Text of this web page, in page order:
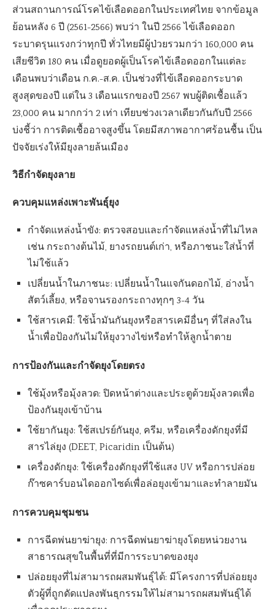
ส่วนสถานการณ์โรคไข้เลือดออกในประเทศไทย จากข้อมูล
ย้อนหลัง 6 ปี (2561-2566) พบว่า ในปี 2566 ไข้เลือดออก
ระบาดรุนแรงกว่าทุกปี ทั่วไทยมีผู้ป่วยรวมกว่า 160,000 คน
เสียชีวิต 180 คน เมื่อดูยอดผู้เป็นโรคไข้เลือดออกในแต่ละ
เดือนพบว่าเดือน ก.ค.-ส.ค. เป็นช่วงที่ไข้เลือดออกระบาด
สูงสุดของปี แต่ใน 3 เดือนแรกของปี 2567 พบผู้ติดเชื้อแล้ว
23,000 คน มากกว่า 2 เท่า เทียบช่วงเวลาเดียวกันกับปี 2566
บ่งชี้ว่า การติดเชื้ออาจสูงขึ้น โดยมีสภาพอากาศร้อนชื้น เป็น
ปัจจัยเร่งให้มียุงลายล้นเมือง
วิธีกำจัดยุงลาย
ควบคุมแหล่งเพาะพันธุ์ยุง
กำจัดแหล่งน้ำขัง: ตรวจสอบและกำจัดแหล่งน้ำที่ไม่ไหล
เช่น กระถางต้นไม้, ยางรถยนต์เก่า, หรือภาชนะใส่น้ำที่
ไม่ใช้แล้ว
เปลี่ยนน้ำในภาชนะ: เปลี่ยนน้ำในแจกันดอกไม้, อ่างน้ำ
สัตว์เลี้ยง, หรือจานรองกระถางทุกๆ 3-4 วัน
ใช้สารเคมี: ใช้น้ำมันกันยุงหรือสารเคมีอื่นๆ ที่ใส่ลงใน
น้ำเพื่อป้องกันไม่ให้ยุงวางไข่หรือทำให้ลูกน้ำตาย
การป้องกันและกำจัดยุงโดยตรง
ใช้มุ้งหรือมุ้งลวด: ปิดหน้าต่างและประตูด้วยมุ้งลวดเพื่อ
ป้องกันยุงเข้าบ้าน
ใช้ยากันยุง: ใช้สเปรย์กันยุง, ครีม, หรือเครื่องดักยุงที่มี
สารไล่ยุง (DEET, Picaridin เป็นต้น)
เครื่องดักยุง: ใช้เครื่องดักยุงที่ใช้แสง UV หรือการปล่อย
ก๊าซคาร์บอนไดออกไซด์เพื่อล่อยุงเข้ามาและทำลายมัน
การควบคุมชุมชน
การฉีดพ่นยาฆ่ายุง: การฉีดพ่นยาฆ่ายุงโดยหน่วยงาน
สาธารณสุขในพื้นที่ที่มีการระบาดของยุง
ปล่อยยุงที่ไม่สามารถผสมพันธุ์ได้: มีโครงการที่ปล่อยยุง
ตัวผู้ที่ถูกดัดแปลงพันธุกรรมให้ไม่สามารถผสมพันธุ์ได้